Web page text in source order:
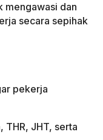
mengawasi dan
secara sepihak
pekerja
THR, JHT, serta